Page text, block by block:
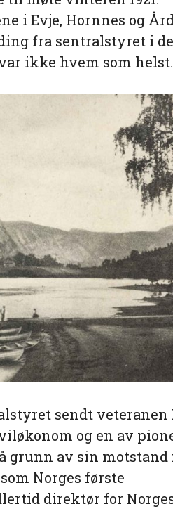
i Evje, Hornnes og
fra sentralstyret i
ikke hvem som helst.
sendt veteranen
og en av
grunn av sin motstand
Norges første
direktør for